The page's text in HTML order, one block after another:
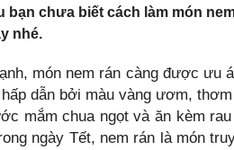
bạn chưa biết cách làm món
nhé.
món nem rán càng được ưu
dẫn bởi màu vàng ươm,
mắm chua ngọt và ăn kèm
ngày Tết, nem rán là món